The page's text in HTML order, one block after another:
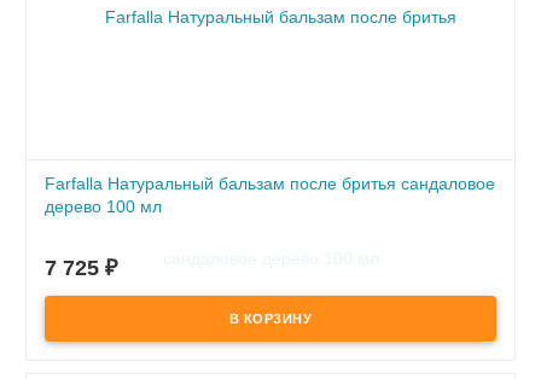
Farfalla Натуральный бальзам после бритья сандаловое
дерево 100 мл
7 725 ₽